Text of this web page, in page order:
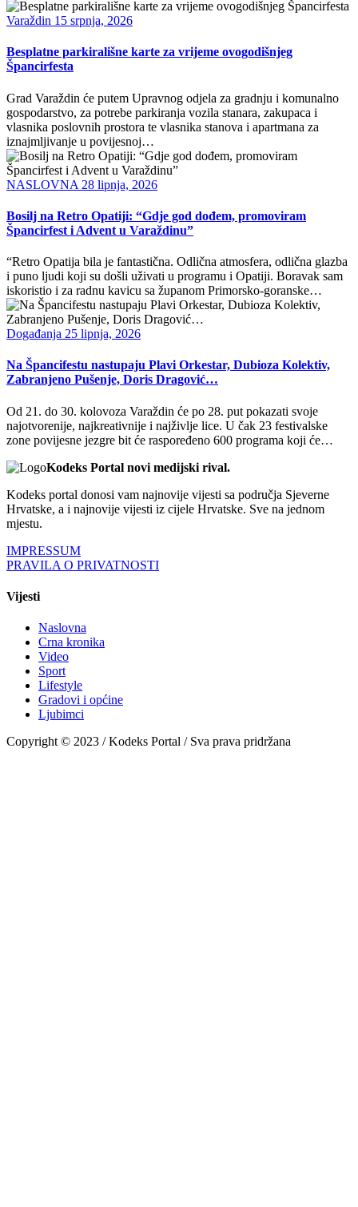
Varaždin 15 srpnja, 2026
Besplatne parkirališne karte za vrijeme ovogodišnjeg
Špancirfesta
Grad Varaždin će putem Upravnog odjela za gradnju i komunalno
gospodarstvo, za potrebe parkiranja vozila stanara, zakupaca i
vlasnika poslovnih prostora te vlasnika stanova i apartmana za
iznajmljivanje u povijesnoj…
NASLOVNA 28 lipnja, 2026
Bosilj na Retro Opatiji: “Gdje god dođem, promoviram
Špancirfest i Advent u Varaždinu”
“Retro Opatija bila je fantastična. Odlična atmosfera, odlična glazba
i puno ljudi koji su došli uživati u programu i Opatiji. Boravak sam
iskoristio i za radnu kavicu sa županom Primorsko-goranske…
Događanja 25 lipnja, 2026
Na Špancifestu nastupaju Plavi Orkestar, Dubioza Kolektiv,
Zabranjeno Pušenje, Doris Dragović…
Od 21. do 30. kolovoza Varaždin će po 28. put pokazati svoje
najotvorenije, najkreativnije i najživlje lice. U čak 23 festivalske
zone povijesne jezgre bit će raspoređeno 600 programa koji će…
Kodeks Portal novi medijski rival.
Kodeks portal donosi vam najnovije vijesti sa područja Sjeverne
Hrvatske, a i najnovije vijesti iz cijele Hrvatske. Sve na jednom
mjestu.
IMPRESSUM
PRAVILA O PRIVATNOSTI
Vijesti
Naslovna
Crna kronika
Video
Sport
Lifestyle
Gradovi i općine
Ljubimci
Copyright © 2023 / Kodeks Portal / Sva prava pridržana